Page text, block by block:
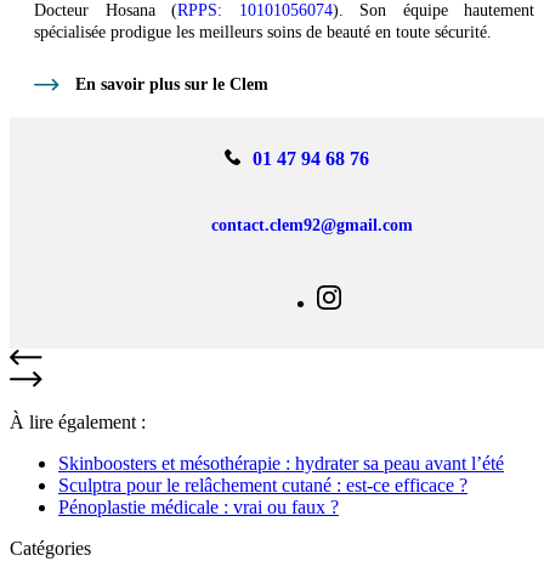
Docteur Hosana (RPPS: 10101056074). Son équipe hautement
spécialisée prodigue les meilleurs soins de beauté en toute sécurité.
En savoir plus sur le Clem
01 47 94 68 76
contact.clem92@gmail.com
À lire également :
Skinboosters et mésothérapie : hydrater sa peau avant l’été
Sculptra pour le relâchement cutané : est-ce efficace ?
Pénoplastie médicale : vrai ou faux ?
Catégories